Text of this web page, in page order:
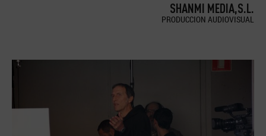
SHANMI MEDIA,S.L.
PRODUCCION AUDIOVISUAL